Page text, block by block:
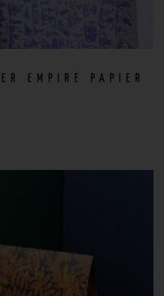
EMPIRE PAPIER